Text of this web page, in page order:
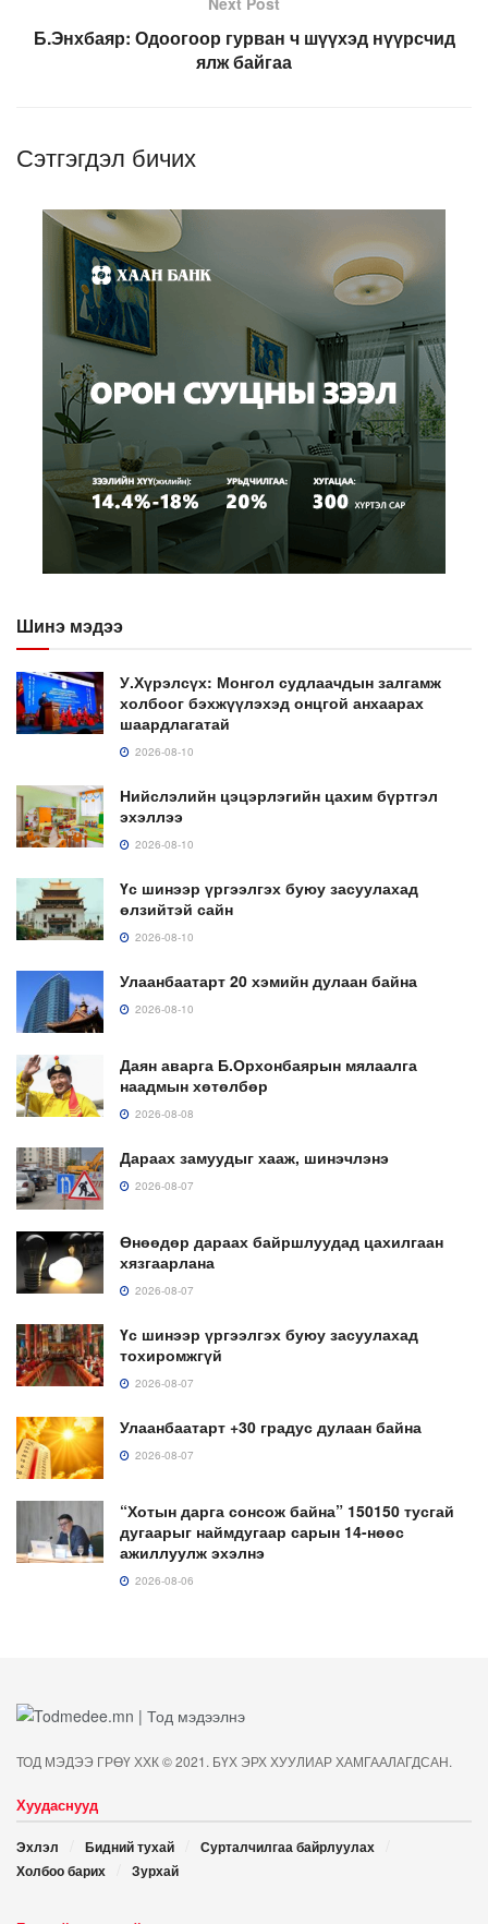
Б.Энхбаяр: Одоогоор гурван ч шүүхэд нүүрсчид
ялж байгаа
Сэтгэгдэл бичих
Шинэ мэдээ
У.Хүрэлсүх: Монгол судлаачдын залгамж
холбоог бэхжүүлэхэд онцгой анхаарах
шаардлагатай
2026-08-10
Нийслэлийн цэцэрлэгийн цахим бүртгэл
эхэллээ
2026-08-10
Үс шинээр үргээлгэх буюу засуулахад
өлзийтэй сайн
2026-08-10
Улаанбаатарт 20 хэмийн дулаан байна
2026-08-10
Даян аварга Б.Орхонбаярын мялаалга
наадмын хөтөлбөр
2026-08-08
Дараах замуудыг хааж, шинэчлэнэ
2026-08-07
Өнөөдөр дараах байршлуудад цахилгаан
хязгаарлана
2026-08-07
Үс шинээр үргээлгэх буюу засуулахад
тохиромжгүй
2026-08-07
Улаанбаатарт +30 градус дулаан байна
2026-08-07
“Хотын дарга сонсож байна” 150150 тусгай
дугаарыг наймдугаар сарын 14-нөөс
ажиллуулж эхэлнэ
2026-08-06
ТОД МЭДЭЭ ГРӨҮ ХХК © 2021. БҮХ ЭРХ ХУУЛИАР ХАМГААЛАГДСАН.
Хуудаснууд
Эхлэл Бидний тухай
Сурталчилгаа байрлуулах
Холбоо барих
Зурхай